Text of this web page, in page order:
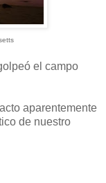
el campo
aparentemente
de nuestro